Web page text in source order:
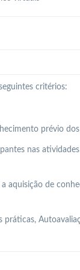
critérios:
prévio
nas
aquisição de
práticas,